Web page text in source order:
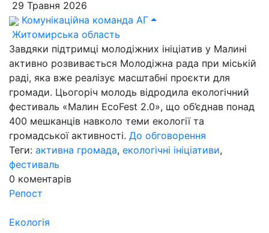
29 Травня 2026
Комунікаційна команда АГ
Житомирська область
Завдяки підтримці молодіжних ініціатив у Малині
активно розвивається Молодіжна рада при міській
раді, яка вже реалізує масштабні проєкти для
громади. Цьогоріч молодь відродила екологічний
фестиваль «Малин EcoFest 2.0», що об’єднав понад
400 мешканців навколо теми екології та
громадської активності. До обговорення
Теги: активна громада, екологічні ініціативи,
фестиваль
0 коментарів
Репост
Екологія